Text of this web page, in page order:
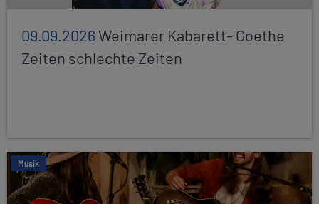
09.09.2026Weimarer Kabarett- Goethe
Zeiten schlechte Zeiten
Musik